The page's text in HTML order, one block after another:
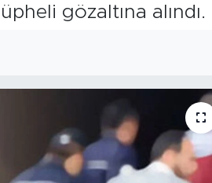
gözaltına alındı.